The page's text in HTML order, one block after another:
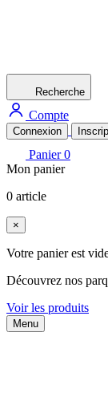
Recherche
Compte
Connexion
Panier 0
Mon panier
0 article
×
Votre panier est
Découvrez nos
Voir les produits
Menu